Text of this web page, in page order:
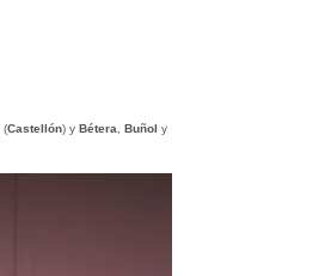
(Castellón) y Bétera Buñol y